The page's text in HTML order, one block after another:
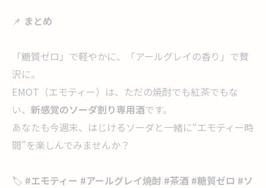
📌 まとめ
「糖質ゼロ」で軽やかに、「アールグレイの香り」で贅
沢に。
EMOT（エモティー）は、ただの焼酎でも紅茶でもな
い、 新感覚のソーダ割り専用酒です。
あなたも今週末、はじけるソーダと一緒に“エモティー時
間”を楽しんでみませんか？
🏷️ #エモティー #アールグレイ焼酎 #茶酒 #糖質ゼロ #ソ